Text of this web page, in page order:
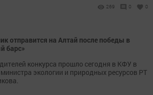
269 0 0
отправится на Алтай после победы в
барс»
конкурса прошло сегодня в КФУ в
экологии и природных ресурсов РТ